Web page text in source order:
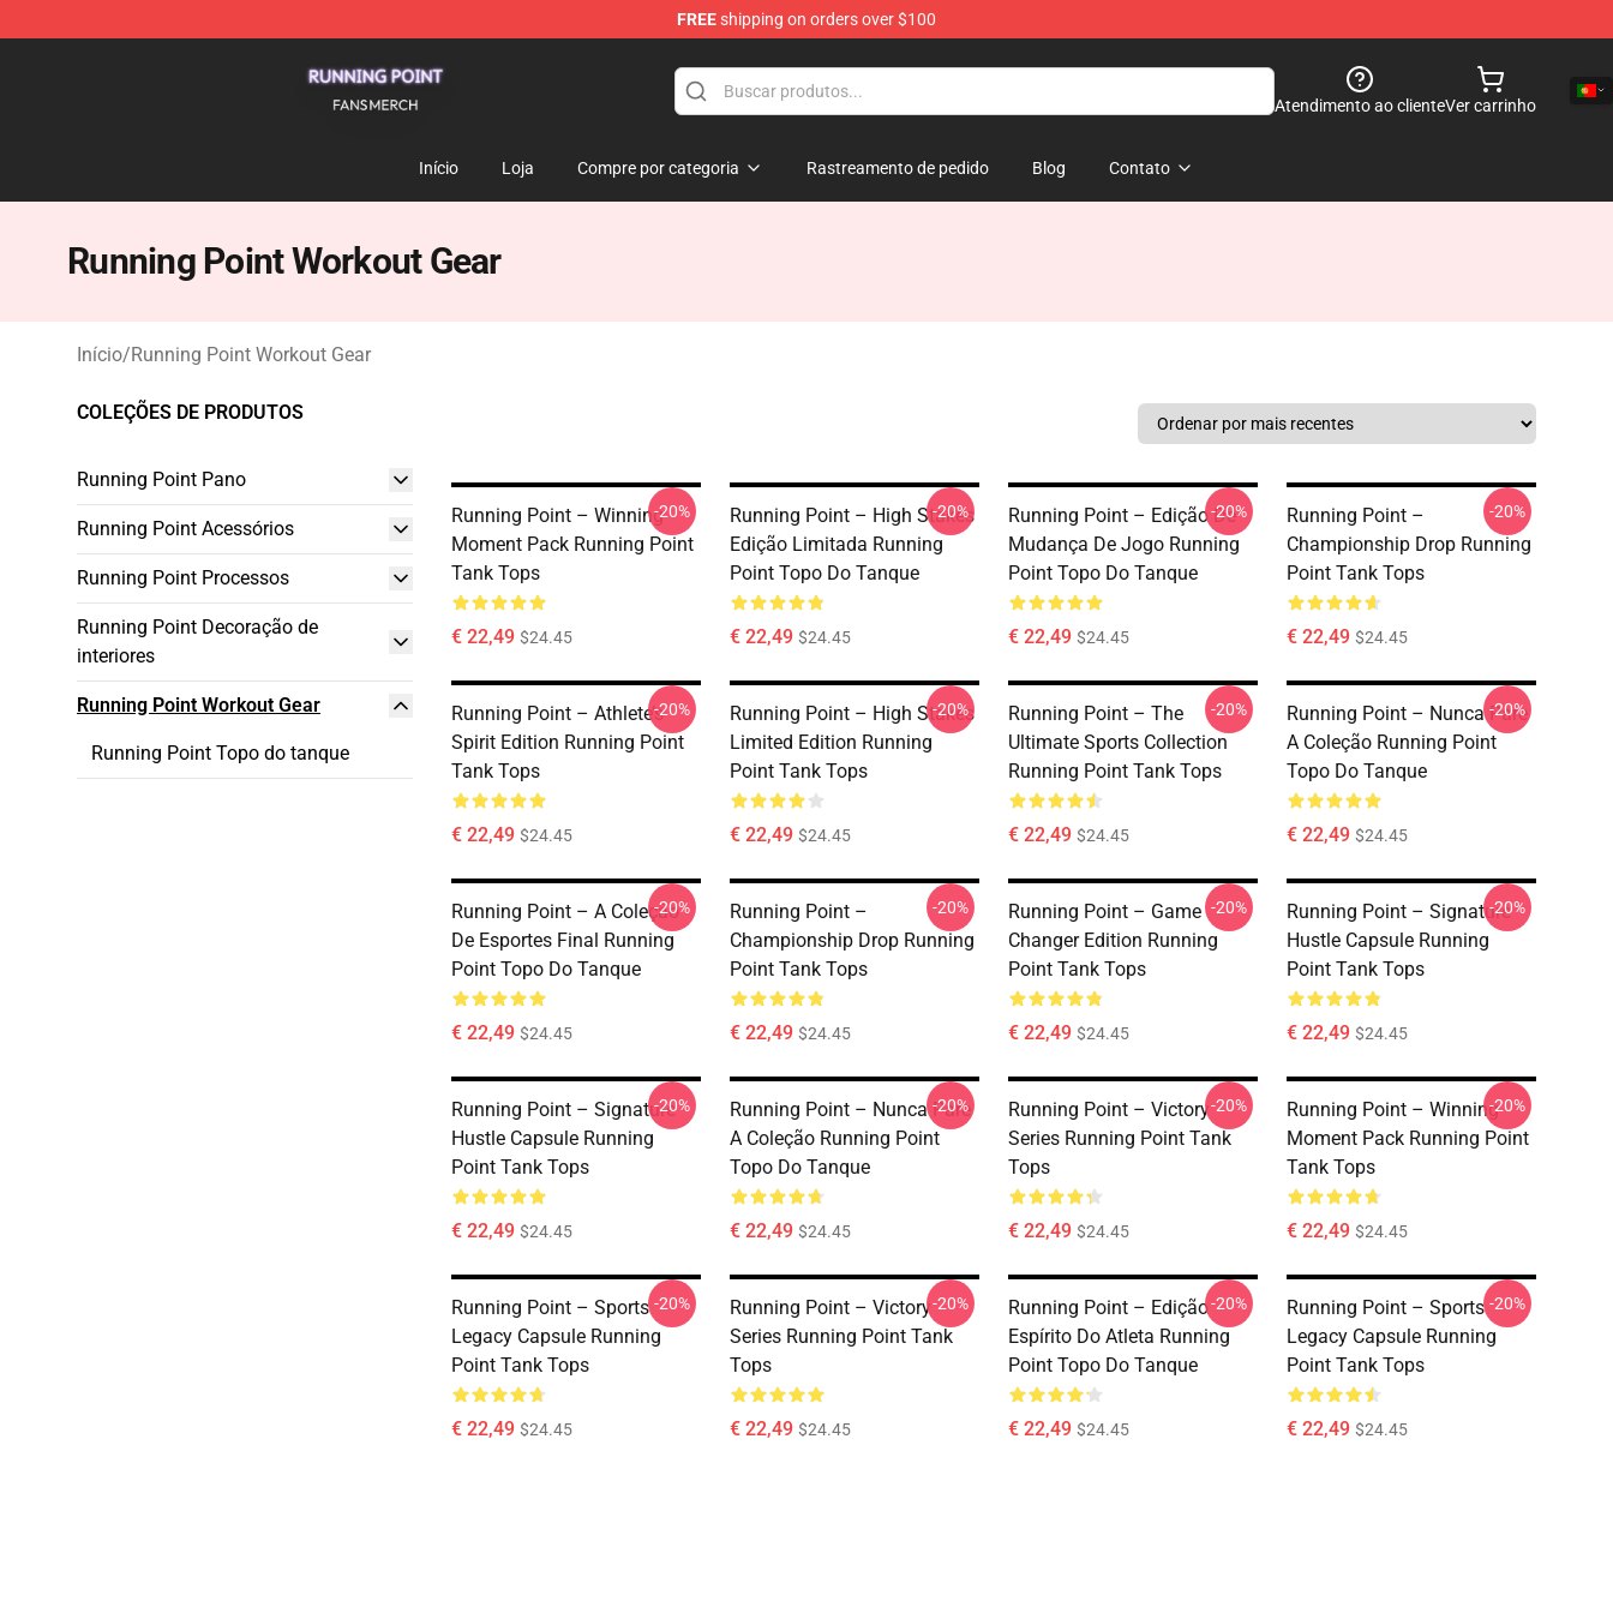
FREEshipping on orders over $100
Atendimento ao clienteVer carrinho
Início Loja Compre por categoria Rastreamento de pedido Blog Contato
Running Point Workout Gear
Início/Running Point Workout Gear
COLEÇÕES DE PRODUTOS
Running Point Pano
Running Point Acessórios
Running Point Processos
Running Point Decoração de
interiores
Running Point Workout Gear
Running Point Topo do tanque
Running Point – Winning
Moment Pack Running Point
Tank Tops
€ 22,49 $24.45
-20%
Running Point – High Stakes
Edição Limitada Running
Point Topo Do Tanque
€ 22,49 $24.45
-20%
Running Point – Edição De
Mudança De Jogo Running
Point Topo Do Tanque
€ 22,49 $24.45
-20%
Running Point –
Championship Drop Running
Point Tank Tops
€ 22,49 $24.45
-20%
Running Point – Athlete’s
Spirit Edition Running Point
Tank Tops
€ 22,49 $24.45
-20%
Running Point – High Stakes
Limited Edition Running
Point Tank Tops
€ 22,49 $24.45
-20%
Running Point – The
Ultimate Sports Collection
Running Point Tank Tops
€ 22,49 $24.45
-20%
Running Point – Nunca Pare
A Coleção Running Point
Topo Do Tanque
€ 22,49 $24.45
-20%
Running Point – A Coleção
De Esportes Final Running
Point Topo Do Tanque
€ 22,49 $24.45
-20%
Running Point –
Championship Drop Running
Point Tank Tops
€ 22,49 $24.45
-20%
Running Point – Game
Changer Edition Running
Point Tank Tops
€ 22,49 $24.45
-20%
Running Point – Signature
Hustle Capsule Running
Point Tank Tops
€ 22,49 $24.45
-20%
Running Point – Signature
Hustle Capsule Running
Point Tank Tops
€ 22,49 $24.45
-20%
Running Point – Nunca Pare
A Coleção Running Point
Topo Do Tanque
€ 22,49 $24.45
-20%
Running Point – Victory
Series Running Point Tank
Tops
€ 22,49 $24.45
-20%
Running Point – Winning
Moment Pack Running Point
Tank Tops
€ 22,49 $24.45
-20%
Running Point – Sports
Legacy Capsule Running
Point Tank Tops
€ 22,49 $24.45
-20%
Running Point – Victory
Series Running Point Tank
Tops
€ 22,49 $24.45
-20%
Running Point – Edição
Espírito Do Atleta Running
Point Topo Do Tanque
€ 22,49 $24.45
-20%
Running Point – Sports
Legacy Capsule Running
Point Tank Tops
€ 22,49 $24.45
-20%